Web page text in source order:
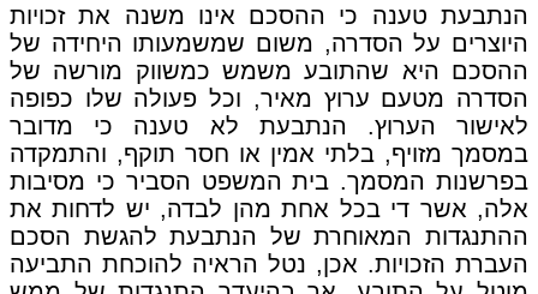
הנתבעת טענה כי ההסכם אינו משנה את זכויות
היוצרים על הסדרה, משום שמשמעותו היחידה של
ההסכם היא שהתובע משמש כמשווק מורשה של
הסדרה מטעם ערוץ מאיר, וכל פעולה שלו כפופה
לאישור הערוץ. הנתבעת לא טענה כי מדובר
במסמך מזויף, בלתי אמין או חסר תוקף, והתמקדה
בפרשנות המסמך. בית המשפט הסביר כי מסיבות
אלה, אשר די בכל אחת מהן לבדה, יש לדחות את
ההתנגדות המאוחרת של הנתבעת להגשת הסכם
העברת הזכויות. אכן, נטל הראיה להוכחת התביעה